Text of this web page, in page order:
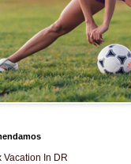
Vacation In DR